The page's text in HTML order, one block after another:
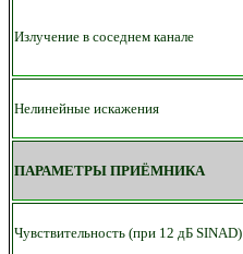
Излучение в соседнем канале
Нелинейные искажения
ПАРАМЕТРЫ ПРИЁМНИКА
Чувствительность (при 12 дБ SINAD)